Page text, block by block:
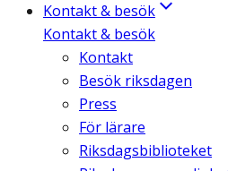
Kontakt & besök
Kontakt & besök
Kontakt
Besök riksdagen
Press
För lärare
Riksdagsbiblioteket